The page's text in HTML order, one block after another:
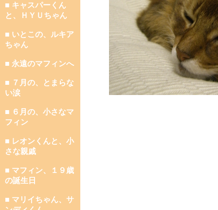
■ キャスパーくん
と、ＨＹＵちゃん
■ いとこの、ルキア
ちゃん
■ 永遠のマフィンへ
■ ７月の、とまらな
い涙
■ ６月の、小さなマ
フィン
■ レオンくんと、小
さな親戚
■ マフィン、１９歳
の誕生日
■ マリイちゃん、サ